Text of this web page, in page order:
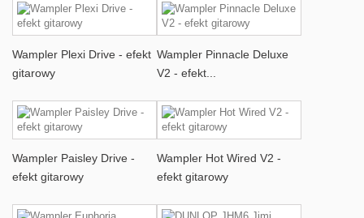
Wampler Plexi Drive - efekt
gitarowy
Wampler Pinnacle Deluxe
V2 - efekt...
Wampler Paisley Drive -
efekt gitarowy
Wampler Hot Wired V2 -
efekt gitarowy